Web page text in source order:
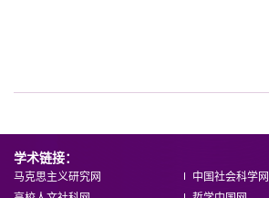
学术链接：
马克思主义研究网
中国社会科学网